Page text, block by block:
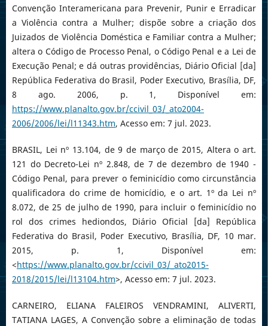
Convenção Interamericana para Prevenir, Punir e Erradicar
a Violência contra a Mulher; dispõe sobre a criação dos
Juizados de Violência Doméstica e Familiar contra a Mulher;
altera o Código de Processo Penal, o Código Penal e a Lei de
Execução Penal; e dá outras providências, Diário Oficial [da]
República Federativa do Brasil, Poder Executivo, Brasília, DF,
8 ago. 2006, p. 1, Disponível em:
https://www.planalto.gov.br/ccivil_03/_ato2004-
2006/2006/lei/l11343.htm, Acesso em: 7 jul. 2023.
BRASIL, Lei nº 13.104, de 9 de março de 2015, Altera o art.
121 do Decreto-Lei nº 2.848, de 7 de dezembro de 1940 -
Código Penal, para prever o feminicídio como circunstância
qualificadora do crime de homicídio, e o art. 1º da Lei nº
8.072, de 25 de julho de 1990, para incluir o feminicídio no
rol dos crimes hediondos, Diário Oficial [da] República
Federativa do Brasil, Poder Executivo, Brasília, DF, 10 mar.
2015, p. 1, Disponível em:
<https://www.planalto.gov.br/ccivil_03/_ato2015-
2018/2015/lei/l13104.htm>, Acesso em: 7 jul. 2023.
CARNEIRO, ELIANA FALEIROS VENDRAMINI, ALIVERTI,
TATIANA LAGES, A Convenção sobre a eliminação de todas